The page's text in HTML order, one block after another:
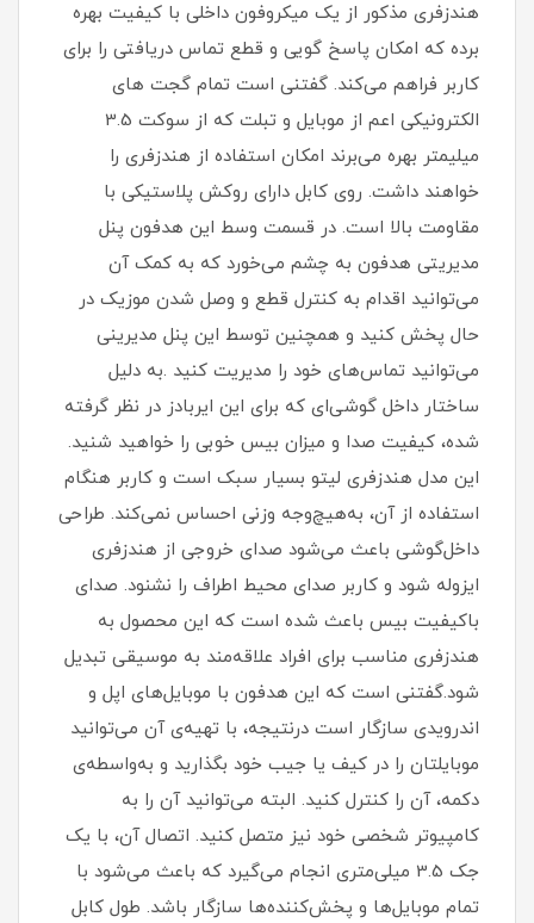
هندزفری مذکور از یک میکروفون داخلی با کیفیت بهره
برده که امکان پاسخ گویی و قطع تماس دریافتی را برای
کاربر فراهم می‌کند. گفتنی است تمام گجت های
الکترونیکی اعم از موبایل و تبلت که از سوکت 3.5
میلیمتر بهره می‌برند امکان استفاده از هندزفری را
خواهند داشت. روی کابل دارای روکش پلاستیکی با
مقاومت بالا است. در قسمت وسط این هدفون پنل
مدیریتی هدفون به چشم می‌خورد که به کمک آن
می‌توانید اقدام به کنترل قطع و وصل شدن موزیک در
حال پخش کنید و همچنین توسط این پنل مدیرینی
می‌توانید تماس‌های خود را مدیریت کنید .به دلیل
ساختار داخل گوشی‌ای که برای این ایربادز در نظر گرفته
شده، کیفیت صدا و میزان بیس خوبی را خواهید شنید.
این مدل هندزفری لیتو بسیار سبک است و کاربر هنگام
استفاده از آن، به‌هیچ‌وجه وزنی احساس نمی‌کند. طراحی
داخل‌گوشی باعث می‌شود صدای خروجی از هندزفری
ایزوله شود و کاربر صدای محیط اطراف را نشنود. صدای
باکیفیت بیس باعث شده است که این محصول به
هندزفری مناسب برای افراد علاقه‌مند به موسیقی تبدیل
شود.گفتنی ‌است که این هدفون با موبایل‌های اپل و
اندرویدی سازگار است درنتیجه، با تهیه‌ی آن می‌توانید
موبایلتان را در کیف یا جیب خود بگذارید و به‌واسطه‌ی
دکمه‌، آن را کنترل کنید. البته می‌توانید آن را به
کامپیوتر شخصی خود نیز متصل کنید. اتصال آن، با یک
جک 3.5 میلی‌متری انجام می‌گیرد که باعث می‌شود با
تمام موبایل‌ها و پخش‌کننده‌ها سازگار باشد. طول کابل